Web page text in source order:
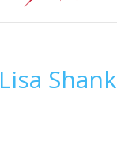
Lisa Shank